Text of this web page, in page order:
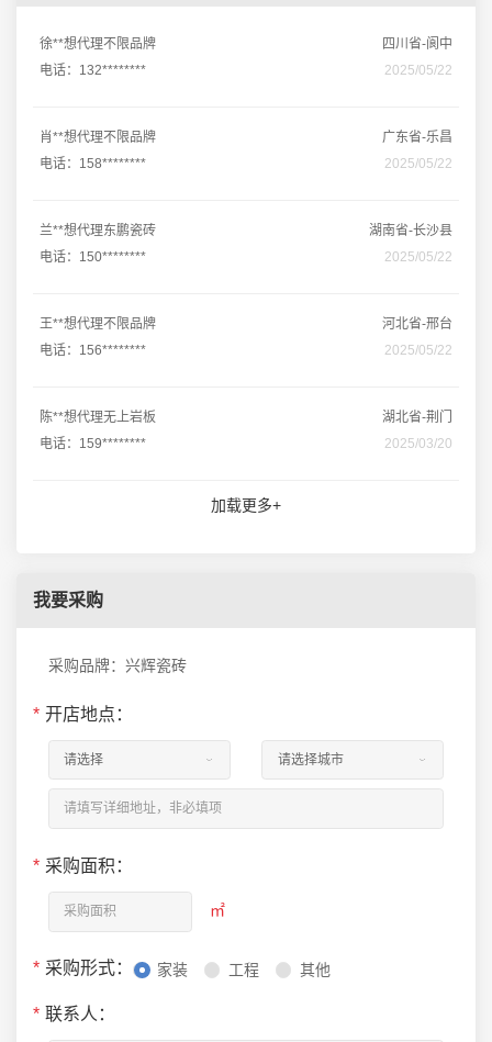
徐**想代理不限品牌
四川省-阆中
电话：132********
2025/05/22
肖**想代理不限品牌
广东省-乐昌
电话：158********
2025/05/22
兰**想代理东鹏瓷砖
湖南省-长沙县
电话：150********
2025/05/22
王**想代理不限品牌
河北省-邢台
电话：156********
2025/05/22
陈**想代理无上岩板
湖北省-荆门
电话：159********
2025/03/20
加载更多+
我要采购
采购品牌：兴辉瓷砖
* 开店地点：
* 采购面积：
㎡
* 采购形式： 家装 工程 其他
* 联系人：